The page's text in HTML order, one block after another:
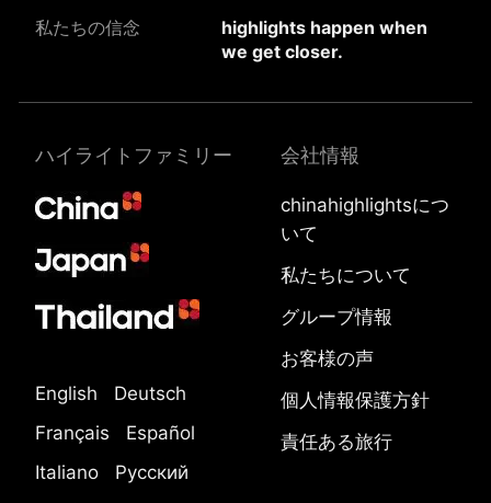
私たちの信念
highlights happen when
we get closer.
ハイライトファミリー
English
Deutsch
Français
Español
Italiano
Русский
会社情報
chinahighlightsにつ
いて
私たちについて
グループ情報
お客様の声
個人情報保護方針
責任ある旅行